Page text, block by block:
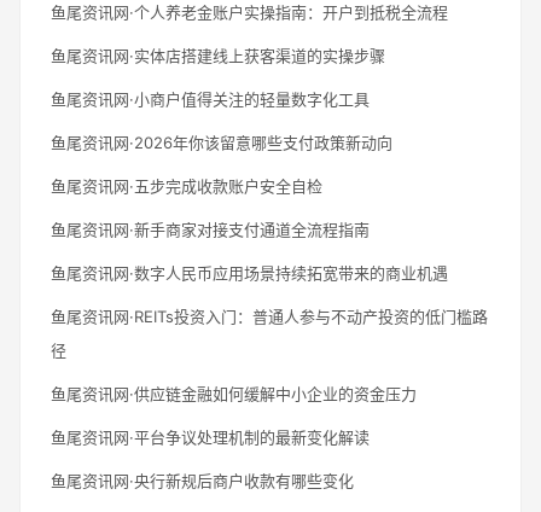
鱼尾资讯网·个人养老金账户实操指南：开户到抵税全流程
鱼尾资讯网·实体店搭建线上获客渠道的实操步骤
鱼尾资讯网·小商户值得关注的轻量数字化工具
鱼尾资讯网·2026年你该留意哪些支付政策新动向
鱼尾资讯网·五步完成收款账户安全自检
鱼尾资讯网·新手商家对接支付通道全流程指南
鱼尾资讯网·数字人民币应用场景持续拓宽带来的商业机遇
鱼尾资讯网·REITs投资入门：普通人参与不动产投资的低门槛路
径
鱼尾资讯网·供应链金融如何缓解中小企业的资金压力
鱼尾资讯网·平台争议处理机制的最新变化解读
鱼尾资讯网·央行新规后商户收款有哪些变化